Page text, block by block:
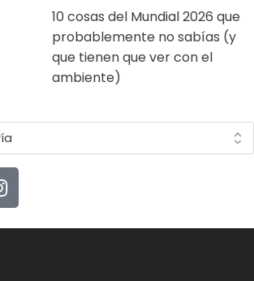
10 cosas del Mundial 2026 que
probablemente no sabías (y
que tienen que ver con el
ambiente)